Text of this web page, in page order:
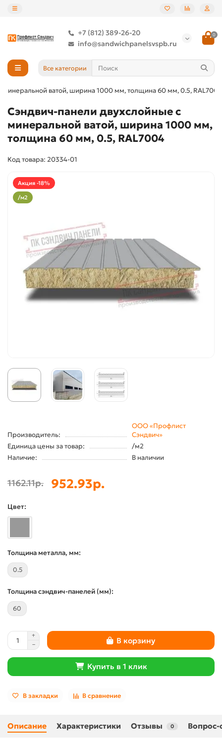
+7 (812) 389-26-20
info@sandwichpanelsvspb.ru
0
Все категории
ватой, ширина 1000 мм, толщина 60 мм, 0.5, RAL7004
Сэндвич-панели двухслойные с
минеральной ватой, ширина 1000 мм,
толщина 60 мм, 0.5, RAL7004
Код товара: 20334-01
Акция -18%
/м2
Производитель:
ООО «Профлист
Сэндвич»
Единица цены за товар:
/м2
Наличие:
В наличии
1162.11р. 952.93р.
Цвет:
Толщина металла, мм:
0.5
Толщина сэндвич-панелей (мм):
60
В корзину
Купить в 1 клик
В закладки В сравнение
Описание Характеристики Отзывы 0 Вопрос-